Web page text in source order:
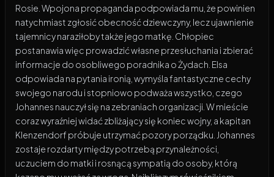
Rosie. Wpojona propaganda podpowiada mu, że powinien
natychmiast zgłosić obecność dziewczyny, lecz ujawnienie
tajemnicy naraziłoby także jego matkę. Chłopiec
postanawia więc prowadzić własne przesłuchania i zbierać
informacje do osobliwego poradnika o Żydach. Elsa
odpowiada na pytania ironią, wymyśla fantastyczne cechy
swojego narodu i stopniowo podważa wszystko, czego
Johannes nauczył się na zebraniach organizacji. W mieście
coraz wyraźniej widać zbliżający się koniec wojny, a kapitan
Klenzendorf próbuje utrzymać pozory porządku. Johannes
zostaje rozdarty między potrzebą przynależności,
uczuciem do matki i rosnącą sympatią do osoby, którą